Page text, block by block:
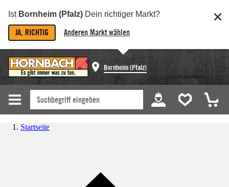
Ist Bornheim (Pfalz) Dein richtiger Markt?
JA, RICHTIG Anderen Markt wählen
Bornheim (Pfalz)
Startseite